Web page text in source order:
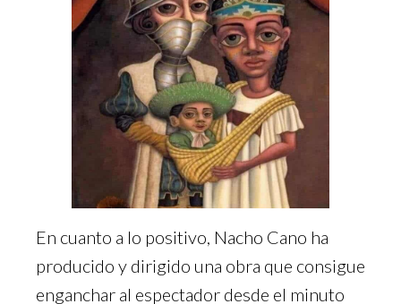
En cuanto a lo positivo, Nacho Cano ha
producido y dirigido una obra que consigue
enganchar al espectador desde el minuto